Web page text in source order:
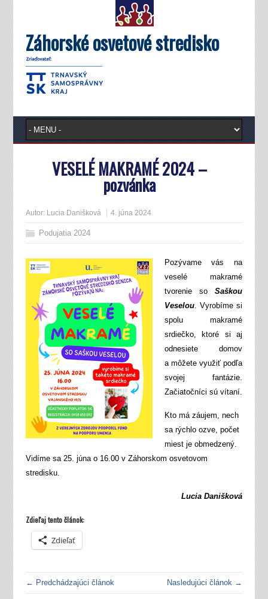
Záhorské osvetové stredisko
VESELÉ MAKRAMÉ 2024 –
pozvánka
Autor: Lucia Danišková 4. júna 2024
Podujatia 2024
Pozývame vás na
veselé makramé
tvorenie so Saškou
Veselou. Vyrobíme si
spolu makramé
srdiečko, ktoré si aj
odnesiete domov
a môžete využiť podľa
svojej fantázie.
Začiatočníci sú vítaní.
Kto má záujem, nech
sa rýchlo ozve, počet
miest je obmedzený.
Vidíme sa 25. júna o 16.00 v Záhorskom osvetovom
stredisku.
Lucia Danišková
Zdieľaj tento článok:
Zdieľať
← Predchádzajúci článok Nasledujúci článok →